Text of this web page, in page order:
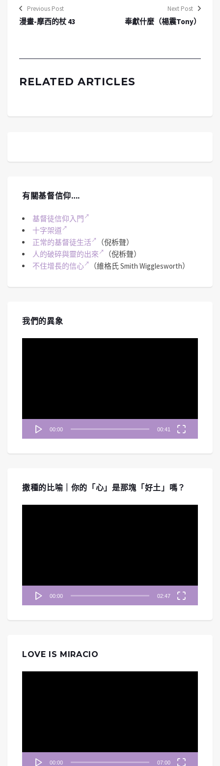
Previous Post
漫畫-摩西的杖 43
Next Post
奉獻什麼（楊震Tony）
RELATED ARTICLES
有關基督信仰….
基督徒信仰入門
十字架道
正常的基督徒生活
（倪柝聲）
人的破碎與靈的出來
（倪柝聲）
不住增長的信心
（維格氏 Smith Wigglesworth）
我們的異象
00:00 00:41
撒種的比喻｜你的「心」是那塊「好土」嗎？
00:00 02:47
LOVE IS MIRACIO
00:00 07:00